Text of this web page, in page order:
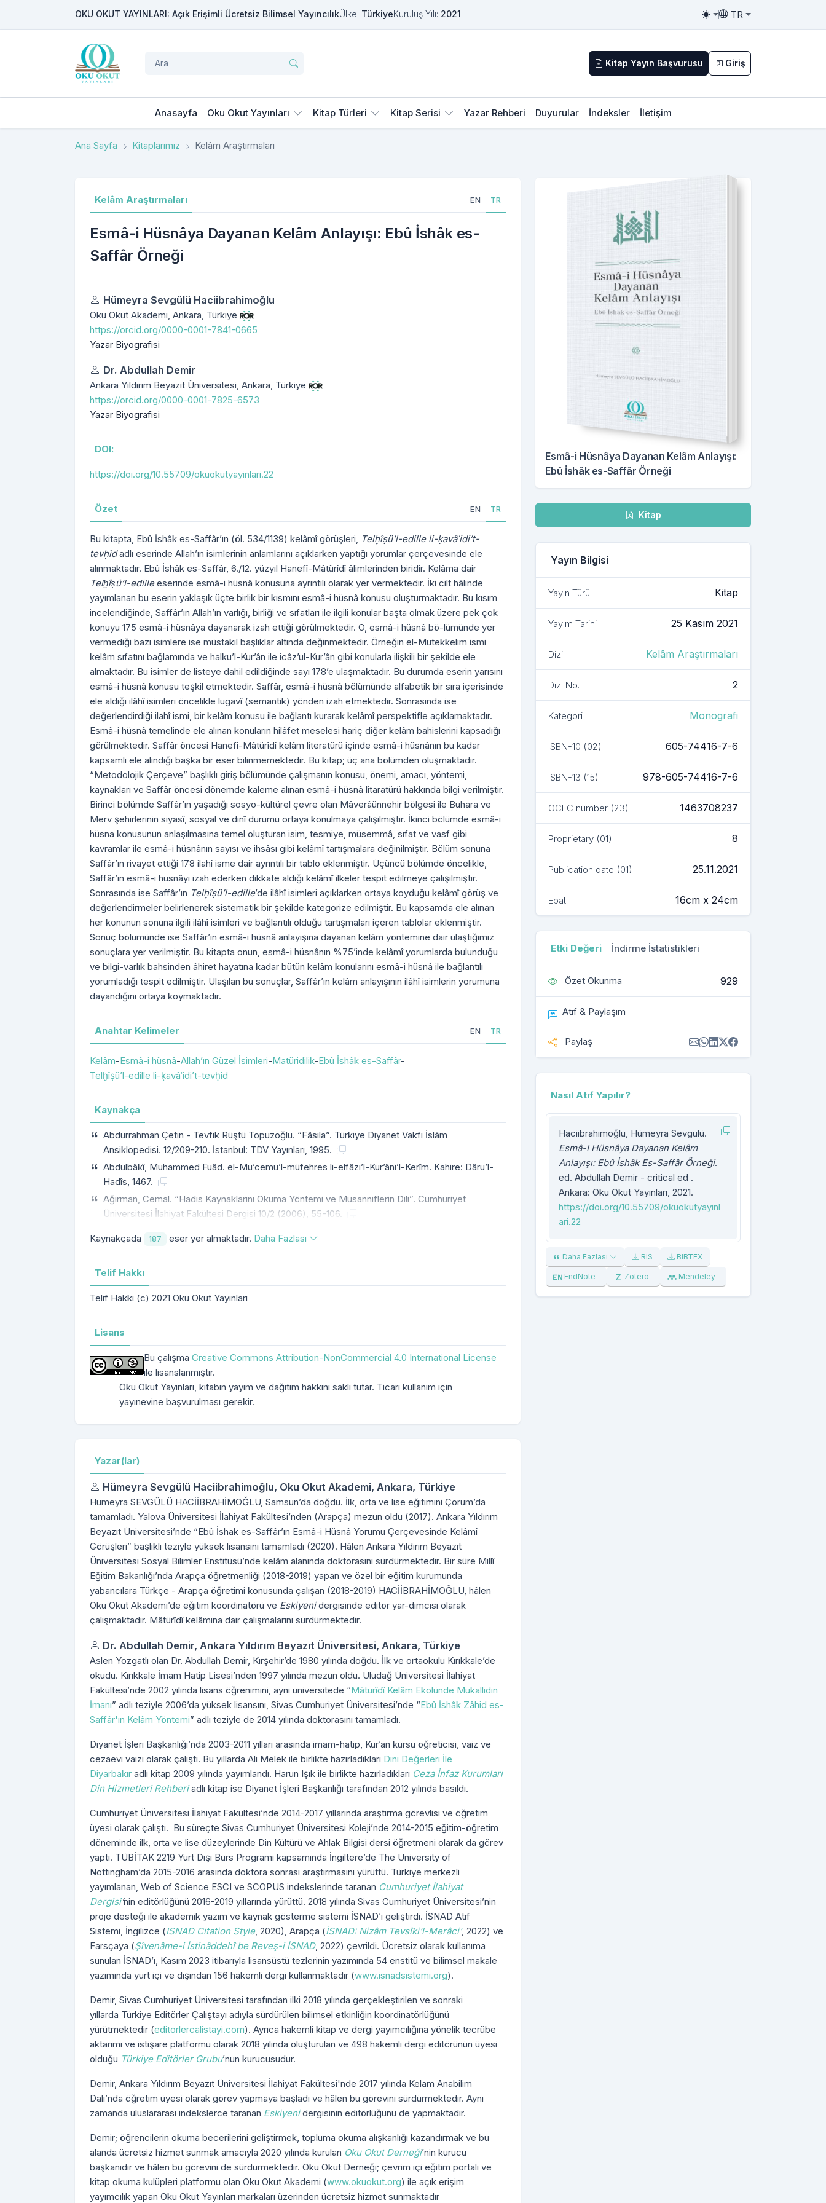
OKU OKUT YAYINLARI: Açık Erişimli Ücretsiz Bilimsel YayıncılıkÜlke: TürkiyeKuruluş Yılı: 2021
Toggle theme
TR
Toggle language
Kitap Yayın Başvurusu Giriş
Anasayfa Oku Okut Yayınları Kitap Türleri Kitap Serisi Yazar Rehberi Duyurular İndeksler İletişim
Ana Sayfa Kitaplarımız Kelâm Araştırmaları
Kelâm Araştırmaları EN TR
Esmâ-i Hüsnâya Dayanan Kelâm Anlayışı: Ebû İshâk es-
Saffâr Örneği
Yazarlar
Hümeyra Sevgülü Haciibrahimoğlu
Oku Okut Akademi, Ankara, Türkiye
https://orcid.org/0000-0001-7841-0665
Yazar Biyografisi
Dr. Abdullah Demir
Ankara Yıldırım Beyazıt Üniversitesi, Ankara, Türkiye
https://orcid.org/0000-0001-7825-6573
Yazar Biyografisi
DOI:
https://doi.org/10.55709/okuokutyayinlari.22
Özet EN TR
Bu kitapta, Ebû İshâk es-Saffâr’ın (öl. 534/1139) kelâmî görüşleri, Telḫîṣü’l-edille li-ḳavâʿidi’t-
tevḥîdadlı eserinde Allah’ın isimlerinin anlamlarını açıklarken yaptığı yorumlar çerçevesinde ele
alınmaktadır. Ebû İshâk es-Saffâr, 6./12. yüzyıl Hanefî-Mâtürîdî âlimlerinden biridir. Kelâma dair
Telḫîṣü’l-edilleeserinde esmâ-i hüsnâ konusuna ayrıntılı olarak yer vermektedir. İki cilt hâlinde
yayımlanan bu eserin yaklaşık üçte birlik bir kısmını esmâ-i hüsnâ konusu oluşturmaktadır. Bu kısım
incelendiğinde, Saffâr’ın Allah’ın varlığı, birliği ve sıfatları ile ilgili konular başta olmak üzere pek çok
konuyu 175 esmâ-i hüsnâya dayanarak izah ettiği görülmektedir. O, esmâ-i hüsnâ bö-lümünde yer
vermediği bazı isimlere ise müstakil başlıklar altında değinmektedir. Örneğin el-Mütekkelim ismi
kelâm sıfatını bağlamında ve halku’l-Kur’ân ile icâz’ul-Kur’ân gibi konularla ilişkili bir şekilde ele
almaktadır. Bu isimler de listeye dahil edildiğinde sayı 178’e ulaşmaktadır. Bu durumda eserin yarısını
esmâ-i hüsnâ konusu teşkil etmektedir. Saffâr, esmâ-i hüsnâ bölümünde alfabetik bir sıra içerisinde
ele aldığı ilâhî isimleri öncelikle lugavî (semantik) yönden izah etmektedir. Sonrasında ise
değerlendirdiği ilahî ismi, bir kelâm konusu ile bağlantı kurarak kelâmî perspektifle açıklamaktadır.
Esmâ-i hüsnâ temelinde ele alınan konuların hilâfet meselesi hariç diğer kelâm bahislerini kapsadığı
görülmektedir. Saffâr öncesi Hanefî-Mâtürîdî kelâm literatürü içinde esmâ-i hüsnânın bu kadar
kapsamlı ele alındığı başka bir eser bilinmemektedir. Bu kitap; üç ana bölümden oluşmaktadır.
“Metodolojik Çerçeve” başlıklı giriş bölümünde çalışmanın konusu, önemi, amacı, yöntemi,
kaynakları ve Saffâr öncesi dönemde kaleme alınan esmâ-i hüsnâ litaratürü hakkında bilgi verilmiştir.
Birinci bölümde Saffâr’ın yaşadığı sosyo-kültürel çevre olan Mâverâünnehir bölgesi ile Buhara ve
Merv şehirlerinin siyasî, sosyal ve dinî durumu ortaya konulmaya çalışılmıştır. İkinci bölümde esmâ-i
hüsna konusunun anlaşılmasına temel oluşturan isim, tesmiye, müsemmâ, sıfat ve vasf gibi
kavramlar ile esmâ-i hüsnânın sayısı ve ihsâsı gibi kelâmî tartışmalara değinilmiştir. Bölüm sonuna
Saffâr’ın rivayet ettiği 178 ilahî isme dair ayrıntılı bir tablo eklenmiştir. Üçüncü bölümde öncelikle,
Saffâr’ın esmâ-i hüsnâyı izah ederken dikkate aldığı kelâmî ilkeler tespit edilmeye çalışılmıştır.
Sonrasında ise Saffâr’ın Telḫîṣü’l-edille’de ilâhî isimleri açıklarken ortaya koyduğu kelâmî görüş ve
değerlendirmeler belirlenerek sistematik bir şekilde kategorize edilmiştir. Bu kapsamda ele alınan
her konunun sonuna ilgili ilâhî isimleri ve bağlantılı olduğu tartışmaları içeren tablolar eklenmiştir.
Sonuç bölümünde ise Saffâr’ın esmâ-i hüsnâ anlayışına dayanan kelâm yöntemine dair ulaştığımız
sonuçlara yer verilmiştir. Bu kitapta onun, esmâ-i hüsnânın %75’inde kelâmî yorumlarda bulunduğu
ve bilgi-varlık bahsinden âhiret hayatına kadar bütün kelâm konularını esmâ-i hüsnâ ile bağlantılı
yorumladığı tespit edilmiştir. Ulaşılan bu sonuçlar, Saffâr’ın kelâm anlayışının ilâhî isimlerin yorumuna
dayandığını ortaya koymaktadır.
Anahtar Kelimeler EN TR
Kelâm-Esmâ-i hüsnâ-Allah’ın Güzel İsimleri-Matüridilik-Ebû İshâk es-Saffâr-
Telḫîṣü’l-edille li-ḳavâʿidi’t-tevḥîd
Kaynakça
Abdurrahman Çetin - Tevfik Rüştü Topuzoğlu. “Fâsıla”. Türkiye Diyanet Vakfı İslâm
Ansiklopedisi. 12/209-210. İstanbul: TDV Yayınları, 1995.
Abdülbâkî, Muhammed Fuâd. el-Mu’cemü’l-müfehres li-elfâzi’l-Kur’âni’l-Kerîm. Kahire: Dâru’l-
Hadîs, 1467.
Ağırman, Cemal. “Hadis Kaynaklarını Okuma Yöntemi ve Musanniflerin Dili”. Cumhuriyet
Üniversitesi İlahiyat Fakültesi Dergisi 10/2 (2006), 55-106.
Kaynakçada 187 eser yer almaktadır. Daha Fazlası
Telif Hakkı
Telif Hakkı (c) 2021 Oku Okut Yayınları
Lisans
Bu çalışma Creative Commons Attribution-NonCommercial 4.0 International License
ile lisanslanmıştır.
Oku Okut Yayınları, kitabın yayım ve dağıtım hakkını saklı tutar. Ticari kullanım için
yayınevine başvurulması gerekir.
Yazar(lar)
Hümeyra Sevgülü Haciibrahimoğlu, Oku Okut Akademi, Ankara, Türkiye
Hümeyra SEVGÜLÜ HACİİBRAHİMOĞLU, Samsun’da doğdu. İlk, orta ve lise eğitimini Çorum’da
tamamladı. Yalova Üniversitesi İlahiyat Fakültesi’nden (Arapça) mezun oldu (2017). Ankara Yıldırım
Beyazıt Üniversitesi’nde “Ebû İshak es-Saffâr’ın Esmâ-i Hüsnâ Yorumu Çerçevesinde Kelâmî
Görüşleri” başlıklı teziyle yüksek lisansını tamamladı (2020). Hâlen Ankara Yıldırım Beyazıt
Üniversitesi Sosyal Bilimler Enstitüsü’nde kelâm alanında doktorasını sürdürmektedir. Bir süre Millî
Eğitim Bakanlığı’nda Arapça öğretmenliği (2018-2019) yapan ve özel bir eğitim kurumunda
yabancılara Türkçe - Arapça öğretimi konusunda çalışan (2018-2019) HACİİBRAHİMOĞLU, hâlen
Oku Okut Akademi’de eğitim koordinatörü ve Eskiyenidergisinde editör yar-dımcısı olarak
çalışmaktadır. Mâtürîdî kelâmına dair çalışmalarını sürdürmektedir.
Dr. Abdullah Demir, Ankara Yıldırım Beyazıt Üniversitesi, Ankara, Türkiye
Aslen Yozgatlı olan Dr. Abdullah Demir, Kırşehir’de 1980 yılında doğdu. İlk ve ortaokulu Kırıkkale’de
okudu. Kırıkkale İmam Hatip Lisesi’nden 1997 yılında mezun oldu. Uludağ Üniversitesi İlahiyat
Fakültesi’nde 2002 yılında lisans öğrenimini, aynı üniversitede “Mâtürîdî Kelâm Ekolünde Mukallidin
İmanı” adlı teziyle 2006’da yüksek lisansını, Sivas Cumhuriyet Üniversitesi’nde “Ebû İshâk Zâhid es-
Saffâr'ın Kelâm Yöntemi” adlı teziyle de 2014 yılında doktorasını tamamladı.
Diyanet İşleri Başkanlığı’nda 2003-2011 yılları arasında imam-hatip, Kur’an kursu öğreticisi, vaiz ve
cezaevi vaizi olarak çalıştı. Bu yıllarda Ali Melek ile birlikte hazırladıkları Dini Değerleri İle
Diyarbakır adlı kitap 2009 yılında yayımlandı. Harun Işık ile birlikte hazırladıkları Ceza İnfaz Kurumları
Din Hizmetleri Rehberiadlı kitap ise Diyanet İşleri Başkanlığı tarafından 2012 yılında basıldı.
Cumhuriyet Üniversitesi İlahiyat Fakültesi’nde 2014-2017 yıllarında araştırma görevlisi ve öğretim
üyesi olarak çalıştı. Bu süreçte Sivas Cumhuriyet Üniversitesi Koleji’nde 2014-2015 eğitim-öğretim
döneminde ilk, orta ve lise düzeylerinde Din Kültürü ve Ahlak Bilgisi dersi öğretmeni olarak da görev
yaptı. TÜBİTAK 2219 Yurt Dışı Burs Programı kapsamında İngiltere’de The University of
Nottingham’da 2015-2016 arasında doktora sonrası araştırmasını yürüttü. Türkiye merkezli
yayımlanan, Web of Science ESCI ve SCOPUS indekslerinde taranan Cumhuriyet İlahiyat
Dergisi’nin editörlüğünü 2016-2019 yıllarında yürüttü. 2018 yılında Sivas Cumhuriyet Üniversitesi’nin
proje desteği ile akademik yazım ve kaynak gösterme sistemi İSNAD’ı geliştirdi. İSNAD Atıf
Sistemi, İngilizce (ISNAD Citation Style, 2020), Arapça (İSNAD: Nizâm Tevsîki'l-Merâci', 2022) ve
Farsçaya (Şîvenâme-i İstinâddehî be Reveş-i İSNAD, 2022) çevrildi. Ücretsiz olarak kullanıma
sunulan İSNAD’ı, Kasım 2023 itibarıyla lisansüstü tezlerinin yazımında 54 enstitü ve bilimsel makale
yazımında yurt içi ve dışından 156 hakemli dergi kullanmaktadır (www.isnadsistemi.org).
Demir, Sivas Cumhuriyet Üniversitesi tarafından ilki 2018 yılında gerçekleştirilen ve sonraki
yıllarda Türkiye Editörler Çalıştayı adıyla sürdürülen bilimsel etkinliğin koordinatörlüğünü
yürütmektedir (editorlercalistayi.com). Ayrıca hakemli kitap ve dergi yayımcılığına yönelik tecrübe
aktarımı ve istişare platformu olarak 2018 yılında oluşturulan ve 498 hakemli dergi editörünün üyesi
olduğu Türkiye Editörler Grubu’nun kurucusudur.
Demir, Ankara Yıldırım Beyazıt Üniversitesi İlahiyat Fakültesi'nde 2017 yılında Kelam Anabilim
Dalı’nda öğretim üyesi olarak görev yapmaya başladı ve hâlen bu görevini sürdürmektedir. Aynı
zamanda uluslararası indekslerce taranan Eskiyenidergisinin editörlüğünü de yapmaktadır.
Demir; öğrencilerin okuma becerilerini geliştirmek, topluma okuma alışkanlığı kazandırmak ve bu
alanda ücretsiz hizmet sunmak amacıyla 2020 yılında kurulan Oku Okut Derneği’nin kurucu
başkanıdır ve hâlen bu görevini de sürdürmektedir. Oku Okut Derneği; çevrim içi eğitim portalı ve
kitap okuma kulüpleri platformu olan Oku Okut Akademi (www.okuokut.org) ile açık erişim
yayımcılık yapan Oku Okut Yayınları markaları üzerinden ücretsiz hizmet sunmaktadır
Esmâ-i Hüsnâya Dayanan Kelâm Anlayışı:
Ebû İshâk es-Saffâr Örneği
Kitap
Yayın Bilgisi
Yayın Türü Kitap
Yayım Tarihi 25 Kasım 2021
Dizi Kelâm Araştırmaları
Dizi No. 2
Kategori Monografi
Bu kitapla ilgili ayrıntılar
ISBN-10 (02) 605-74416-7-6
ISBN-13 (15) 978-605-74416-7-6
OCLC number (23) 1463708237
Proprietary (01) 8
Publication date (01) 25.11.2021
Ebat 16cm x 24cm
Etki Değeri İndirme İstatistikleri
Özet Okunma 929
Atıf & Paylaşım
Paylaş
Nasıl Atıf Yapılır?
Haciibrahimoğlu, Hümeyra Sevgülü.
Esmâ-I Hüsnâya Dayanan Kelâm
Anlayışı: Ebû İshâk Es-Saffâr Örneği.
ed. Abdullah Demir - critical ed .
Ankara: Oku Okut Yayınları, 2021.
https://doi.org/10.55709/okuokutyayinl
ari.22
Daha Fazlası RIS BIBTEX
EndNote Zotero Mendeley